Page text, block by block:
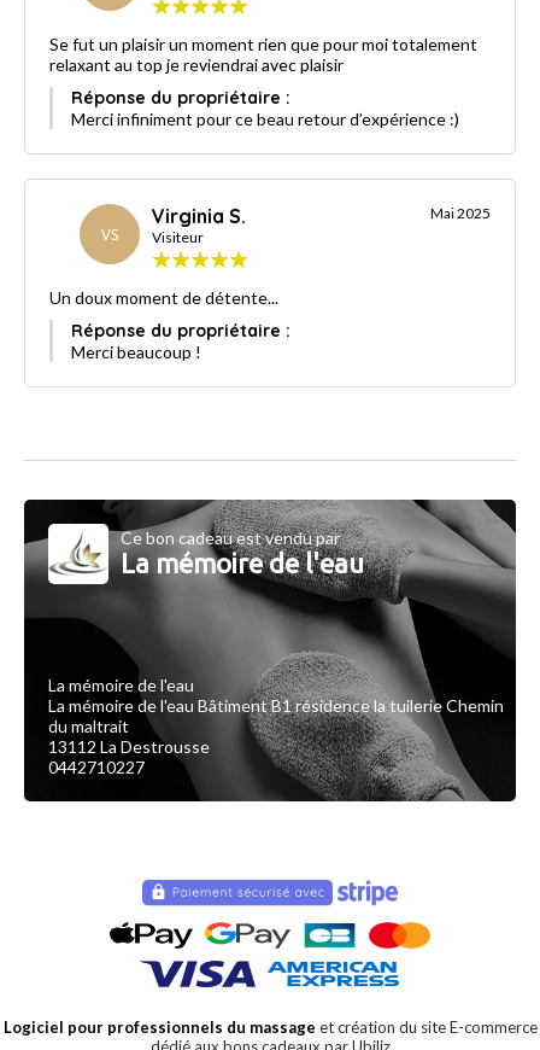
Se fut un plaisir un moment rien que pour moi totalement
relaxant au top je reviendrai avec plaisir
Réponse du propriétaire :
Merci infiniment pour ce beau retour d’expérience :)
VS
Virginia S.
Visiteur
Mai 2025
Un doux moment de détente...
Réponse du propriétaire :
Merci beaucoup !
Ce bon cadeau est vendu par
La mémoire de l'eau
La mémoire de l'eau
La mémoire de l'eau Bâtiment B1 résidence la tuilerie Chemin
du maltrait
13112 La Destrousse
0442710227
Logiciel pour professionnels du massage et création du site E-commerce